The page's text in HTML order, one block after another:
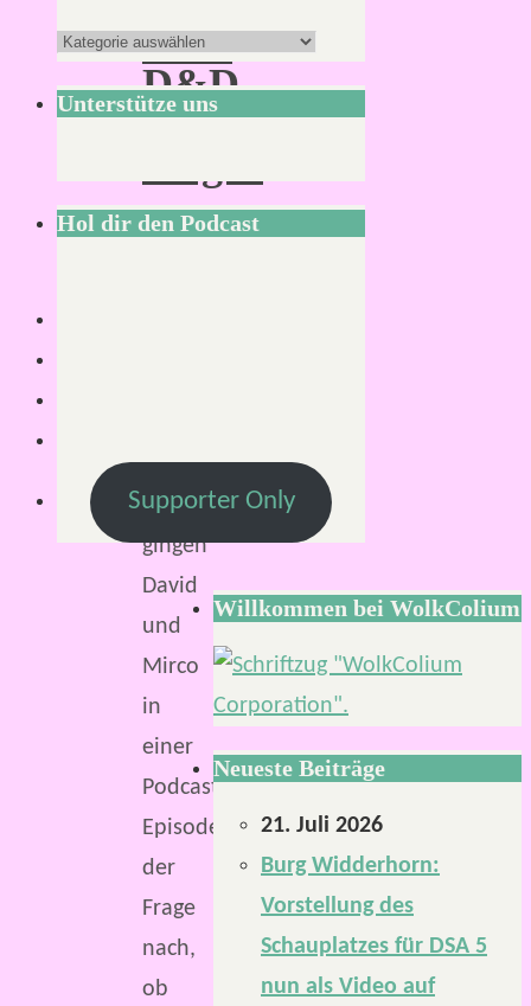
Geht
D&D
neue
vergangenen
Monat
gingen
David
und
Mirco
in
einer
Podcast-
Episode
der
Frage
nach,
ob
Wo
finde
ich
Unterstütze uns
Hol dir den Podcast
Supporter Only
Willkommen bei WolkColium
Neueste Beiträge
21. Juli 2026
Burg Widderhorn:
Vorstellung des
Schauplatzes für DSA 5
nun als Video auf